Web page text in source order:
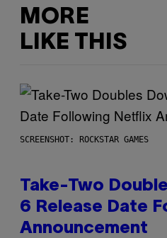
MORE
LIKE THIS
SCREENSHOT: ROCKSTAR GAMES
Take-Two
6 Release Date
Announcement